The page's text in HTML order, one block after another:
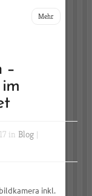
Mehr
–
in Blog |
inkl.